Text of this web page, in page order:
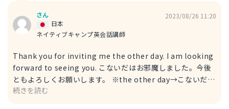
さん
ネイティブキャンプ英会話講師
日本
2023/08/26 11:20
Thank you for inviting me the other day. I am looking
forward to seeing you. こないだはお邪魔しました。今後
ともよろしくお願いします。 ※the other day→こないだ
※be looking forward to ~ing → ~することを楽しみにし
続きを読む